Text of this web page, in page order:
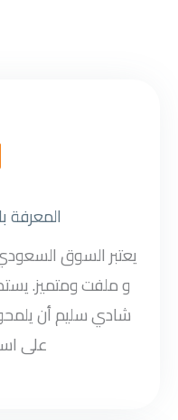
يعتبر السوق
و ملفت ومتميز.
شادي سليم أن
على